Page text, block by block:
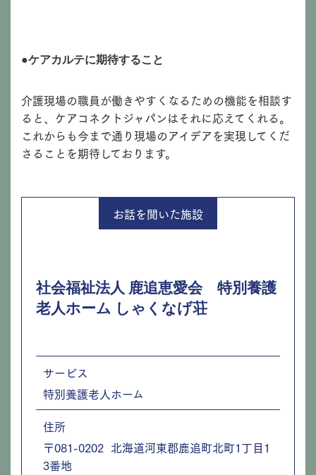
●ケアカルテに期待すること
介護現場の職員が働きやすくなるための機能を相談す
ると、ケアコネクトジャパンはそれに応えてくれる。
これからも今まで通り現場のアイデアを実現してくだ
さることを期待しております。
お話を聞いた施設
社会福祉法人 鹿追恵愛会 特別養護
老人ホーム しゃくなげ荘
サービス
特別養護老人ホーム
住所
〒081-0202 北海道河東郡鹿追町北町1丁目1
3番地